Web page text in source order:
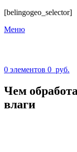
[belingogeo_selector]
Меню
0 элементов 0 руб.
Чем
влаги